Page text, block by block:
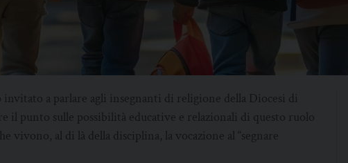
invitato a parlare agli insegnanti di religione della Diocesi di
il punto sulle possibilità educative e relazionali di questo ruolo
vivono, al di là della disciplina, la vocazione al “segnare